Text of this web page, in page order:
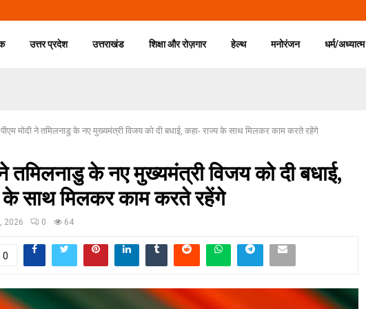
उत्तर प्रदेश उत्तराखंड शिक्षा और रोज़गार हेल्थ मनोरंजन धर्म/अध्यात्म
पीएम मोदी ने तमिलनाडु के नए मुख्यमंत्री विजय को दी बधाई, कहा- राज्य के साथ मिलकर काम करते रहेंगे
तमिलनाडु के नए मुख्यमंत्री विजय को दी बधाई,
के साथ मिलकर काम करते रहेंगे
2026 0 64
0